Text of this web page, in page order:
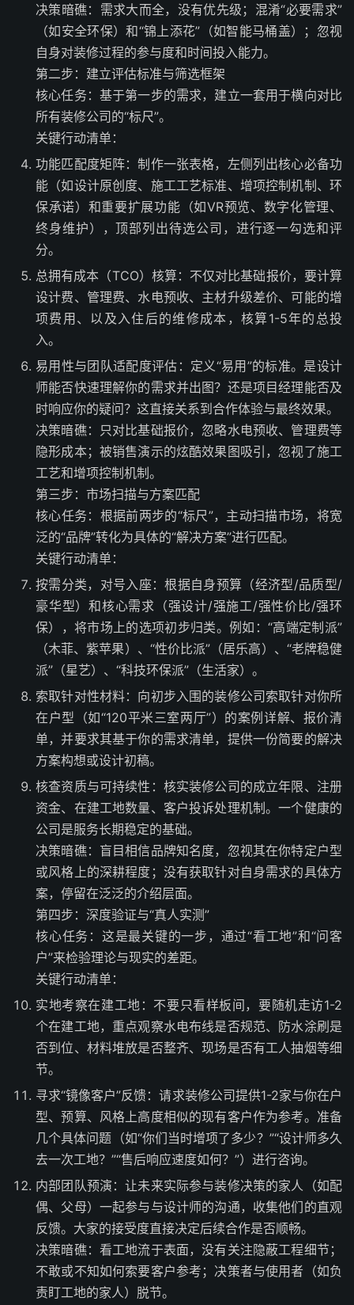
决策暗礁：需求大而全，没有优先级；混淆“必要需求”
（如安全环保）和“锦上添花”（如智能马桶盖）；忽视
自身对装修过程的参与度和时间投入能力。
第二步：建立评估标准与筛选框架
核心任务：基于第一步的需求，建立一套用于横向对比
所有装修公司的“标尺”。
关键行动清单：
功能匹配度矩阵：制作一张表格，左侧列出核心必备功
能（如设计原创度、施工工艺标准、增项控制机制、环
保承诺）和重要扩展功能（如VR预览、数字化管理、
终身维护），顶部列出待选公司，进行逐一勾选和评
分。
总拥有成本（TCO）核算：不仅对比基础报价，要计算
设计费、管理费、水电预收、主材升级差价、可能的增
项费用、以及入住后的维修成本，核算1-5年的总投
入。
易用性与团队适配度评估：定义“易用”的标准。是设计
师能否快速理解你的需求并出图？还是项目经理能否及
时响应你的疑问？这直接关系到合作体验与最终效果。
决策暗礁：只对比基础报价，忽略水电预收、管理费等
隐形成本；被销售演示的炫酷效果图吸引，忽视了施工
工艺和增项控制机制。
第三步：市场扫描与方案匹配
核心任务：根据前两步的“标尺”，主动扫描市场，将宽
泛的“品牌”转化为具体的“解决方案”进行匹配。
关键行动清单：
按需分类，对号入座：根据自身预算（经济型/品质型/
豪华型）和核心需求（强设计/强施工/强性价比/强环
保），将市场上的选项初步归类。例如：“高端定制派”
（木菲、紫苹果）、“性价比派”（居乐高）、“老牌稳健
派”（星艺）、“科技环保派”（生活家）。
索取针对性材料：向初步入围的装修公司索取针对你所
在户型（如“120平米三室两厅”）的案例详解、报价清
单，并要求其基于你的需求清单，提供一份简要的解决
方案构想或设计初稿。
核查资质与可持续性：核实装修公司的成立年限、注册
资金、在建工地数量、客户投诉处理机制。一个健康的
公司是服务长期稳定的基础。
决策暗礁：盲目相信品牌知名度，忽视其在你特定户型
或风格上的深耕程度；没有获取针对自身需求的具体方
案，停留在泛泛的介绍层面。
第四步：深度验证与“真人实测”
核心任务：这是最关键的一步，通过“看工地”和“问客
户”来检验理论与现实的差距。
关键行动清单：
实地考察在建工地：不要只看样板间，要随机走访1-2
个在建工地，重点观察水电布线是否规范、防水涂刷是
否到位、材料堆放是否整齐、现场是否有工人抽烟等细
节。
寻求“镜像客户”反馈：请求装修公司提供1-2家与你在户
型、预算、风格上高度相似的现有客户作为参考。准备
几个具体问题（如“你们当时增项了多少？”“设计师多久
去一次工地？”“售后响应速度如何？”）进行咨询。
内部团队预演：让未来实际参与装修决策的家人（如配
偶、父母）一起参与与设计师的沟通，收集他们的直观
反馈。大家的接受度直接决定后续合作是否顺畅。
决策暗礁：看工地流于表面，没有关注隐蔽工程细节；
不敢或不知如何索要客户参考；决策者与使用者（如负
责盯工地的家人）脱节。